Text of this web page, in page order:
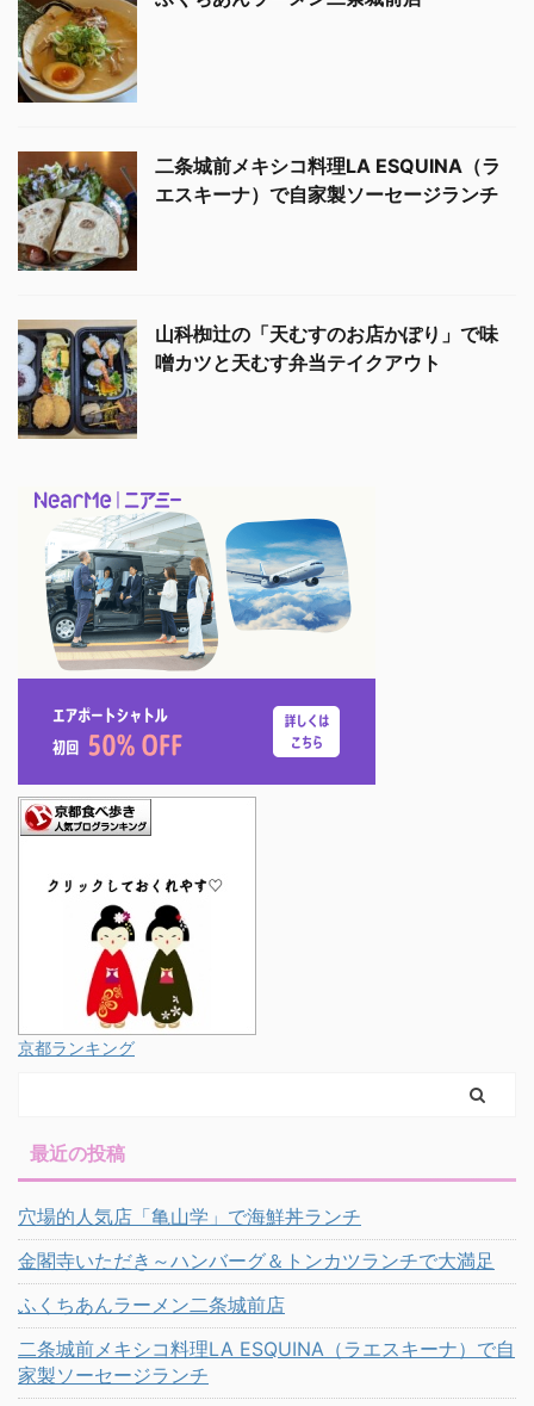
二条城前メキシコ料理LA ESQUINA（ラ
エスキーナ）で自家製ソーセージランチ
山科椥辻の「天むすのお店かぽり」で味
噌カツと天むす弁当テイクアウト
京都ランキング
最近の投稿
穴場的人気店「亀山学」で海鮮丼ランチ
金閣寺いただき～ハンバーグ＆トンカツランチで大満足
ふくちあんラーメン二条城前店
二条城前メキシコ料理LA ESQUINA（ラエスキーナ）で自
家製ソーセージランチ